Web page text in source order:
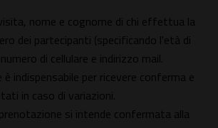
nome e cognome di chi effettua la
dei partecipanti (specificando l'età di
di cellulare e indirizzo mail.
indispensabile per ricevere conferma e
in caso di variazioni.
si intende confermata alla